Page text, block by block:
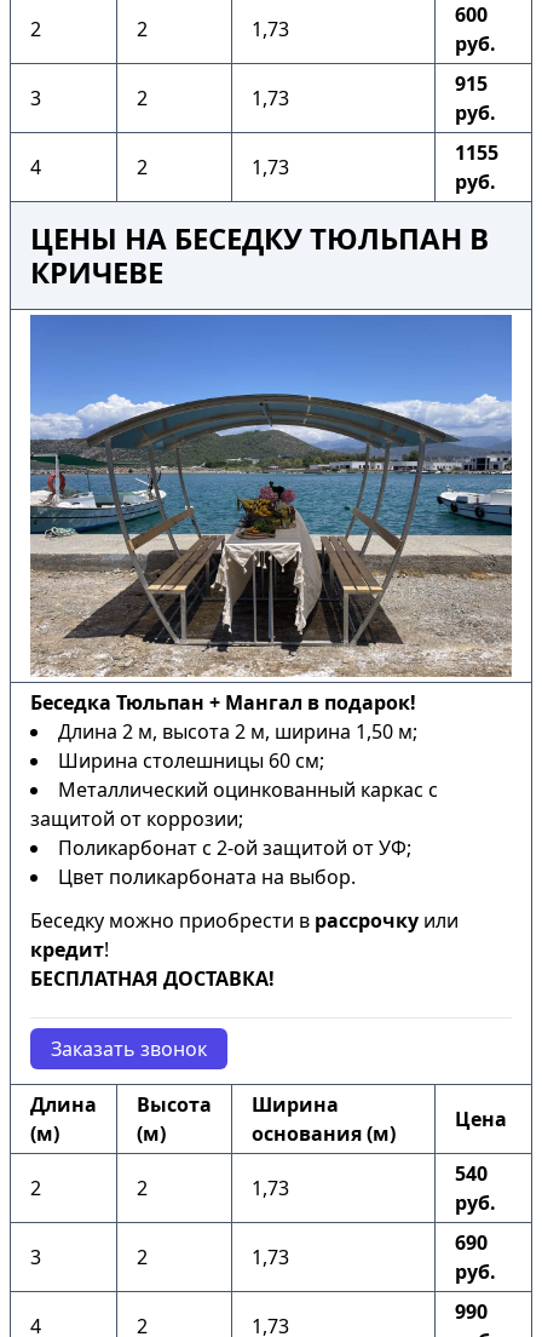
2 2 1,73
600
руб.
3 2 1,73
915
руб.
4 2 1,73
1155
руб.
ЦЕНЫ НА БЕСЕДКУ ТЮЛЬПАН В
КРИЧЕВЕ
Беседка Тюльпан + Мангал в подарок!
Длина 2 м, высота 2 м, ширина 1,50 м;
Ширина столешницы 60 см;
Металлический оцинкованный каркас с
защитой от коррозии;
Поликарбонат с 2-ой защитой от УФ;
Цвет поликарбоната на выбор.
Беседку можно приобрести в рассрочку или
кредит!
БЕСПЛАТНАЯ ДОСТАВКА!
Заказать звонок
Длина
(м)
Высота
(м)
Ширина
основания (м)
Цена
2 2 1,73
540
руб.
3 2 1,73
690
руб.
4 2 1,73
990